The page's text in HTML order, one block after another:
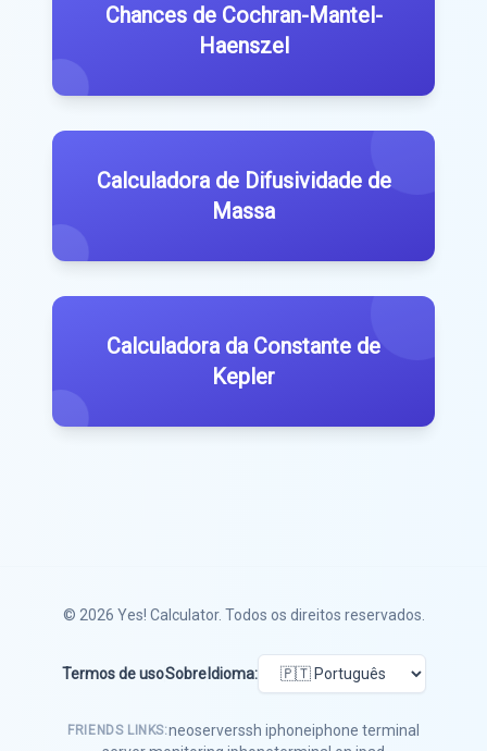
Chances de Cochran-Mantel-
Haenszel
Calculadora de Difusividade de
Massa
Calculadora da Constante de
Kepler
© 2026 Yes! Calculator. Todos os direitos reservados.
Termos de usoSobreIdioma:
FRIENDS LINKS:neoserverssh iphoneiphone terminal